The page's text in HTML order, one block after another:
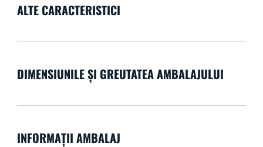
ALTE CARACTERISTICI
DIMENSIUNILE ȘI GREUTATEA AMBALAJULUI
INFORMAȚII AMBALAJ